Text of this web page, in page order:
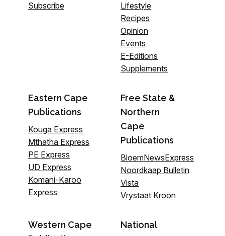
Subscribe
Lifestyle
Recipes
Opinion
Events
E-Editions
Supplements
Eastern Cape
Publications
Kouga Express
Mthatha Express
PE Express
UD Express
Komani-Karoo
Express
Free State &
Northern
Cape
Publications
BloemNewsExpress
Noordkaap Bulletin
Vista
Vrystaat Kroon
Western Cape
National